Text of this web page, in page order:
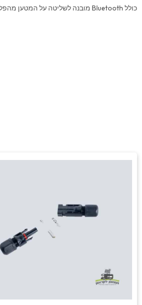
IP22
כולל Bluetooth מובנה לשליטה על המטען מהפלאפון.